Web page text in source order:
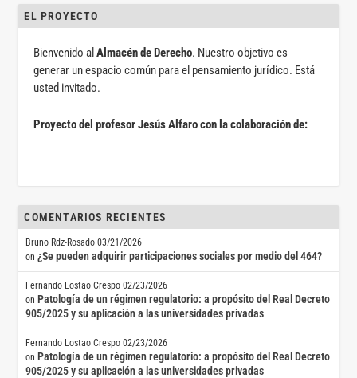
EL PROYECTO
Bienvenido alAlmacén de Derecho. Nuestro objetivo es
generar un espacio común para el pensamiento jurídico. Está
usted invitado.
Proyecto del profesor Jesús Alfaro con la colaboración de:
COMENTARIOS RECIENTES
Bruno Rdz-Rosado 03/21/2026
on¿Se pueden adquirir participaciones sociales por medio del 464?
Fernando Lostao Crespo 02/23/2026
on Patología de un régimen regulatorio: a propósito del Real Decreto
905/2025 y su aplicación a las universidades privadas
Fernando Lostao Crespo 02/23/2026
on Patología de un régimen regulatorio: a propósito del Real Decreto
905/2025 y su aplicación a las universidades privadas